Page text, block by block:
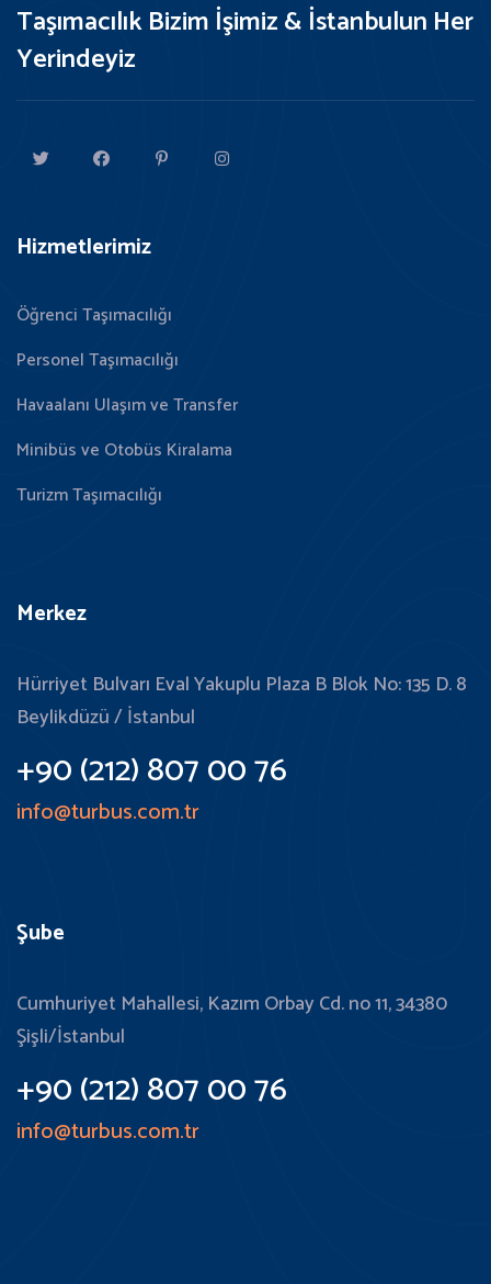
Taşımacılık Bizim İşimiz & İstanbulun Her
Yerindeyiz
Hizmetlerimiz
Öğrenci Taşımacılığı
Personel Taşımacılığı
Havaalanı Ulaşım ve Transfer
Minibüs ve Otobüs Kiralama
Turizm Taşımacılığı
Merkez
Hürriyet Bulvarı Eval Yakuplu Plaza B Blok No: 135 D. 8
Beylikdüzü / İstanbul
+90 (212) 807 00 76
info@turbus.com.tr
Şube
Cumhuriyet Mahallesi, Kazım Orbay Cd. no 11, 34380
Şişli/İstanbul
+90 (212) 807 00 76
info@turbus.com.tr